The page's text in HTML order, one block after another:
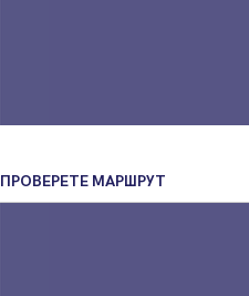
ПРОВЕРЕТЕ МАРШРУТ